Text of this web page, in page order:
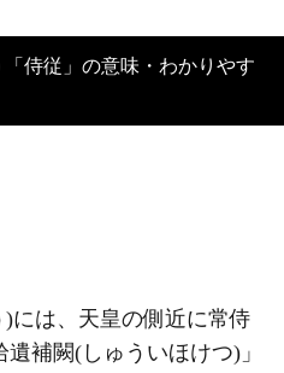
には、天皇の側近に常侍
補闕(しゅういほけつ)」